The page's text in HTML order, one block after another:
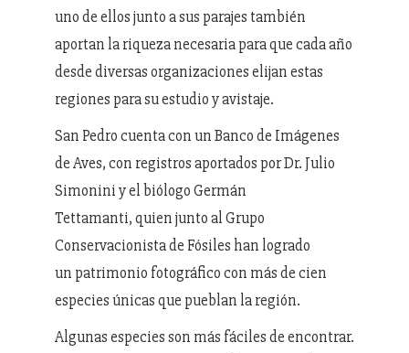
uno de ellos junto a sus parajes también
aportan la riqueza necesaria para que cada año
desde diversas organizaciones elijan estas
regiones para su estudio y avistaje.
San Pedro cuenta con un Banco de Imágenes
de Aves, con registros aportados por Dr. Julio
Simonini y el biólogo Germán
Tettamanti, quien junto al Grupo
Conservacionista de Fósiles han logrado
un patrimonio fotográfico con más de cien
especies únicas que pueblan la región.
Algunas especies son más fáciles de encontrar.